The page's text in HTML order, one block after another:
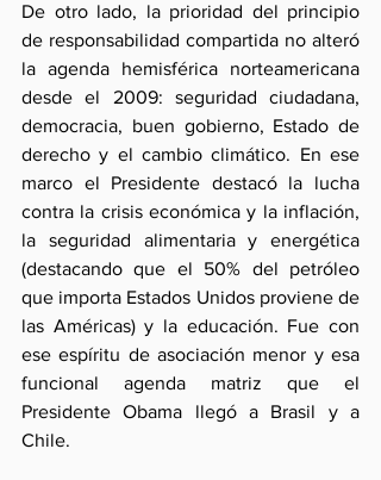
De otro lado, la prioridad del principio
de responsabilidad compartida no alteró
la agenda hemisférica norteamericana
desde el 2009: seguridad ciudadana,
democracia, buen gobierno, Estado de
derecho y el cambio climático. En ese
marco el Presidente destacó la lucha
contra la crisis económica y la inflación,
la seguridad alimentaria y energética
(destacando que el 50% del petróleo
que importa Estados Unidos proviene de
las Américas) y la educación. Fue con
ese espíritu de asociación menor y esa
funcional agenda matriz que el
Presidente Obama llegó a Brasil y a
Chile.